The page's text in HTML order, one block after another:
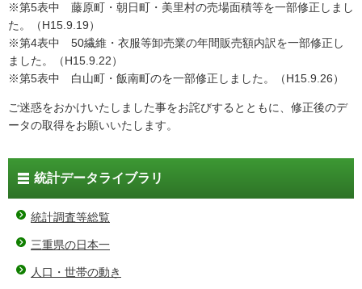
※第5表中 藤原町・朝日町・美里村の売場面積等を一部修正しまし
た。（H15.9.19）
※第4表中 50繊維・衣服等卸売業の年間販売額内訳を一部修正し
ました。（H15.9.22）
※第5表中 白山町・飯南町のを一部修正しました。（H15.9.26）
ご迷惑をおかけいたしました事をお詫びするとともに、修正後のデ
ータの取得をお願いいたします。
統計データライブラリ
統計調査等総覧
三重県の日本一
人口・世帯の動き